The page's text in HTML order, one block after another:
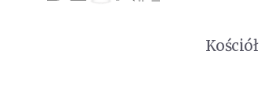
Kościół